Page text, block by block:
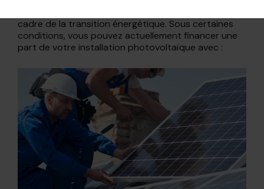
cadre de la transition énergétique. Sous certaines
conditions, vous pouvez actuellement financer une
part de votre installation photovoltaïque avec :